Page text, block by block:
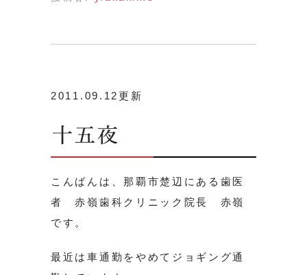
2011.09.12更新
十五夜
こんばんは、那覇市楚辺にある歯医
者 赤嶺歯科クリニック院長 赤嶺
です。
最近は車通勤をやめてジョギング通